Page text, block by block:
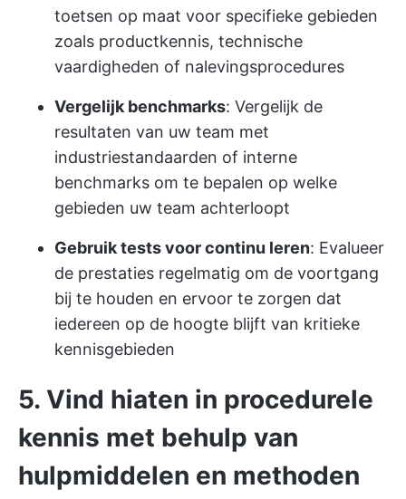
toetsen op maat voor specifieke gebieden
zoals productkennis, technische
vaardigheden of nalevingsprocedures
Vergelijk benchmarks: Vergelijk de
resultaten van uw team met
industriestandaarden of interne
benchmarks om te bepalen op welke
gebieden uw team achterloopt
Gebruik tests voor continu leren: Evalueer
de prestaties regelmatig om de voortgang
bij te houden en ervoor te zorgen dat
iedereen op de hoogte blijft van kritieke
kennisgebieden
5. Vind hiaten in procedurele
kennis met behulp van
hulpmiddelen en methoden